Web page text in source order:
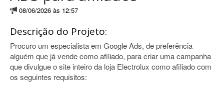
08/06/2026 às 12:57
Descrição do Projeto:
Procuro um especialista em Google Ads, de preferência
alguém que já vende como afiliado, para criar uma campanha
que divulgue o site inteiro da loja Electrolux como afiliado com
os seguintes requisitos: